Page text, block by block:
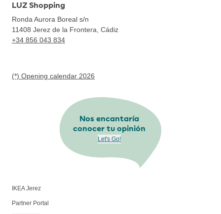
LUZ Shopping
Ronda Aurora Boreal s/n
11408 Jerez de la Frontera, Cádiz
+34 856 043 834
(*) Opening calendar 2026
Nos encantaría
conocer tu opinión
Let's Go!
IKEA Jerez
Partner Portal